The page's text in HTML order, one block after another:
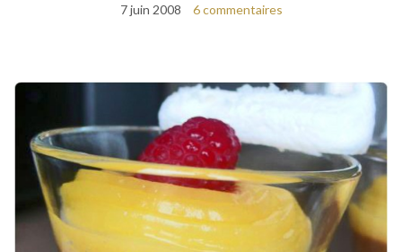
7 juin 2008 6 commentaires